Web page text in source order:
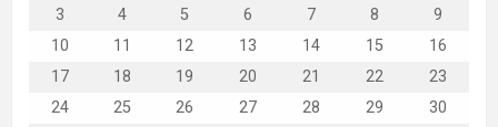
3
4 5 6 7 8
9
10
11 12 13 14 15
16
17
18 19 20 21 22
23
24
25 26 27 28 29
30